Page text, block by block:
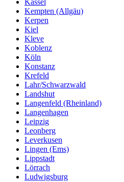
Kassel
Kempten (Allgäu)
Kerpen
Kiel
Kleve
Koblenz
Köln
Konstanz
Krefeld
Lahr/Schwarzwald
Landshut
Langenfeld (Rheinland)
Langenhagen
Leipzig
Leonberg
Leverkusen
Lingen (Ems)
Lippstadt
Lörrach
Ludwigsburg